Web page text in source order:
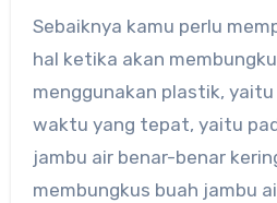
Sebaiknya kamu perlu
hal ketika akan
menggunakan plastik,
waktu yang tepat, yaitu
jambu air benar-benar
membungkus buah jambu